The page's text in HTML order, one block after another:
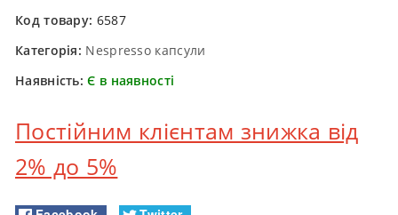
Код товару: 6587
Категорія: Nespresso капсули
Наявність:Є в наявності
Постійним клієнтам знижка від
2% до 5%